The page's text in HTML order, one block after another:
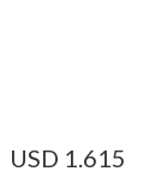
USD 1.615